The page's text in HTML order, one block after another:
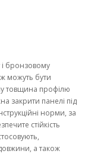
і бронзовому
можуть бути
товщина профілю
закрити панелі під
норми, за
стійкість
а також